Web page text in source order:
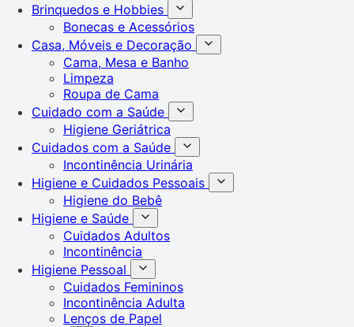
Brinquedos e Hobbies
Bonecas e Acessórios
Casa, Móveis e Decoração
Cama, Mesa e Banho
Limpeza
Roupa de Cama
Cuidado com a Saúde
Higiene Geriátrica
Cuidados com a Saúde
Incontinência Urinária
Higiene e Cuidados Pessoais
Higiene do Bebê
Higiene e Saúde
Cuidados Adultos
Incontinência
Higiene Pessoal
Cuidados Femininos
Incontinência Adulta
Lenços de Papel